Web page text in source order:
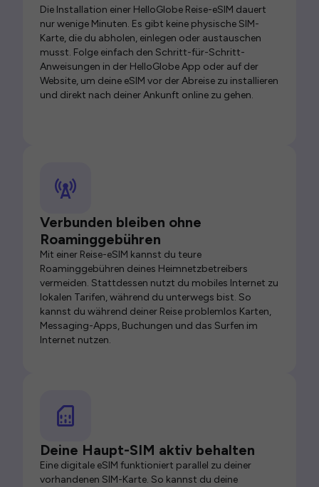
Die Installation einer HelloGlobe Reise-eSIM dauert
nur wenige Minuten. Es gibt keine physische SIM-
Karte, die du abholen, einlegen oder austauschen
musst. Folge einfach den Schritt-für-Schritt-
Anweisungen in der HelloGlobe App oder auf der
Website, um deine eSIM vor der Abreise zu installieren
und direkt nach deiner Ankunft online zu gehen.
Verbunden bleiben ohne
Roaminggebühren
Mit einer Reise-eSIM kannst du teure
Roaminggebühren deines Heimnetzbetreibers
vermeiden. Stattdessen nutzt du mobiles Internet zu
lokalen Tarifen, während du unterwegs bist. So
kannst du während deiner Reise problemlos Karten,
Messaging-Apps, Buchungen und das Surfen im
Internet nutzen.
Deine Haupt-SIM aktiv behalten
Eine digitale eSIM funktioniert parallel zu deiner
vorhandenen SIM-Karte. So kannst du deine